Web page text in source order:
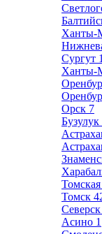
Ханты-
Сургут
Ханты-
Орск 7
Бузулук
Томская
Томск
Северск
Асино 1